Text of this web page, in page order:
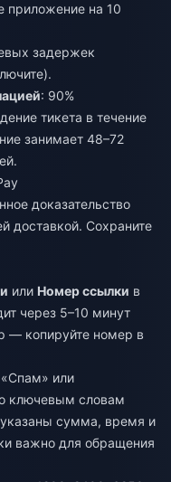
приложение на 10
задержек
: 90%
тикета в течение
занимает 48–72
доказательство
доставкой. Сохраните
или Номер ссылки в
через 5–10 минут
— копируйте номер в
«Спам» или
ключевым словам
сумма, время и
важно для обращения